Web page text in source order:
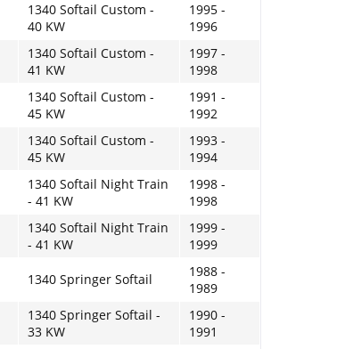
1340 Softail Custom -
40 KW
1995 -
1996
1340 Softail Custom -
41 KW
1997 -
1998
1340 Softail Custom -
45 KW
1991 -
1992
1340 Softail Custom -
45 KW
1993 -
1994
1340 Softail Night Train
- 41 KW
1998 -
1998
1340 Softail Night Train
- 41 KW
1999 -
1999
1340 Springer Softail
1988 -
1989
1340 Springer Softail -
33 KW
1990 -
1991